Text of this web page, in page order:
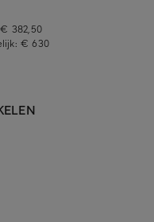
€ 382,50
€ 630